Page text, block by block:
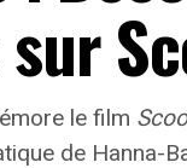
le film
de Hanna-